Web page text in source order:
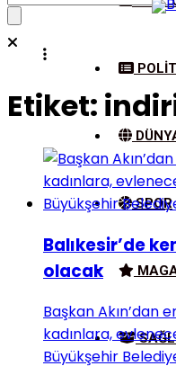
SPOR
Etiket:
Balıkesir’de
olacak
Başkan Akın’dan
kadınlara,
Büyükşehir